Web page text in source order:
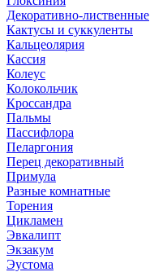
Декоративно-лиственные
Кактусы и суккуленты
Кальцеолярия
Кассия
Колеус
Колокольчик
Кроссандра
Пальмы
Пассифлора
Пеларгония
Перец декоративный
Примула
Разные комнатные
Торения
Цикламен
Эвкалипт
Экзакум
Эустома